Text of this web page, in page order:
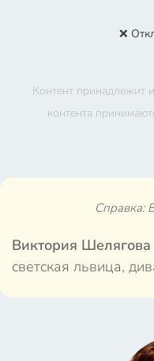
❌
Контент принадлежит
контента
Справка:
Виктория
светская львица,